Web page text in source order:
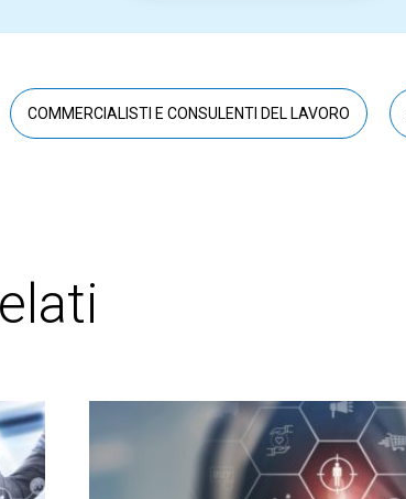
COMMERCIALISTI E CONSULENTI DEL LAVORO